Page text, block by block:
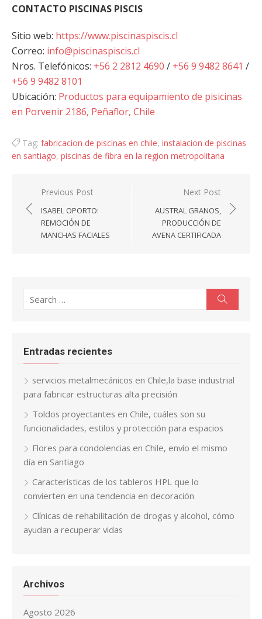
CONTACTO PISCINAS PISCIS
Sitio web: https://www.piscinaspiscis.cl
Correo: info@piscinaspiscis.cl
Nros. Telefónicos: +56 2 2812 4690 / +56 9 9482 8641 /
+56 9 9482 8101
Ubicación: Productos para equipamiento de pisicinas
en Porvenir 2186, Peñaflor, Chile
Tag: fabricacion de piscinas en chile, instalacion de piscinas
en santiago, piscinas de fibra en la region metropolitana
Navegación
de
entradas
Previous Post
ISABEL OPORTO:
REMOCIÓN DE
MANCHAS FACIALES
Next Post
AUSTRAL GRANOS,
PRODUCCIÓN DE
AVENA CERTIFICADA
for:
Entradas recientes
servicios metalmecánicos en Chile,la base industrial
para fabricar estructuras alta precisión
Toldos proyectantes en Chile, cuáles son su
funcionalidades, estilos y protección para espacios
Flores para condolencias en Chile, envío el mismo
día en Santiago
Características de los tableros HPL que lo
convierten en una tendencia en decoración
Clínicas de rehabilitación de drogas y alcohol, cómo
ayudan a recuperar vidas
Archivos
Agosto 2026